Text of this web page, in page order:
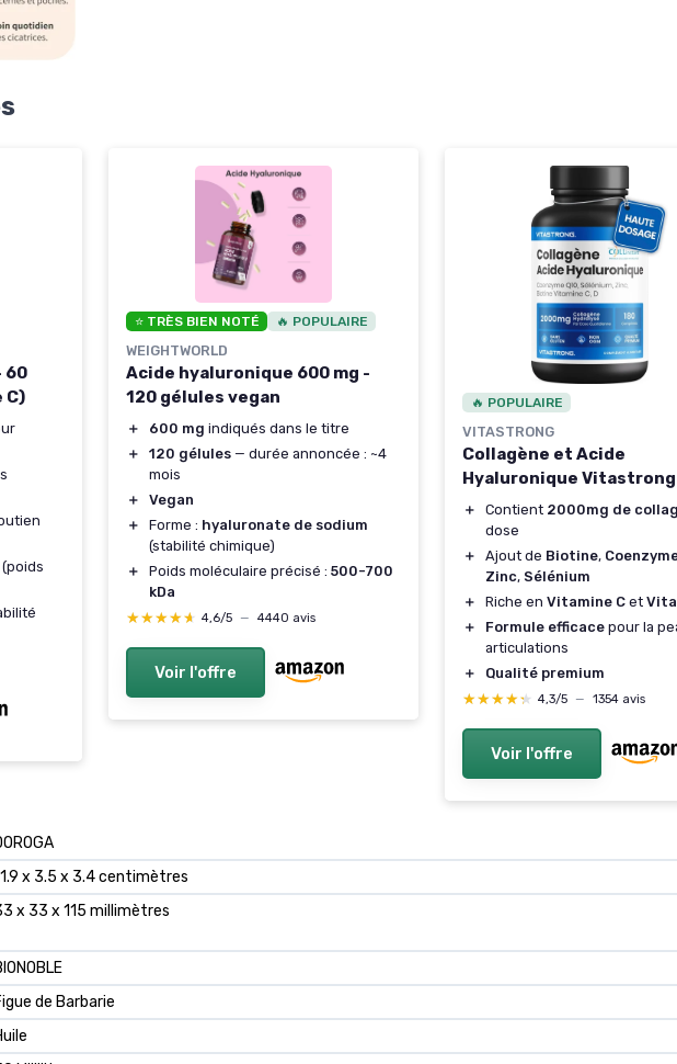
60
C)
(poids
⭐ TRÈS BIEN NOTÉ 🔥 POPULAIRE
WEIGHTWORLD
Acide hyaluronique 600 mg -
120 gélules vegan
＋ 600 mg indiqués dans le titre
＋
120 gélules — durée annoncée : ~4
mois
＋
Vegan
＋
Forme : hyaluronate de sodium
(stabilité chimique)
＋
Poids moléculaire précisé : 500-700
kDa
★★★★★
★★★★★ 4,6/5 — 4440 avis
Voir l'offre
🔥 POPULAIRE
VITASTRONG
Collagène et Acide
Hyaluronique Vitastrong
＋ Contient 2000mg de
dose
＋
Ajout de Biotine,
Zinc, Sélénium
＋
Riche en Vitamine C et
＋
Formule efficace pour la
articulations
＋
Qualité premium
★★★★★
★★★★★ 4,3/5 — 1354 avis
Voir l'offre
x 3.5 x 3.4 centimètres
x 33 x 115 millimètres
de Barbarie